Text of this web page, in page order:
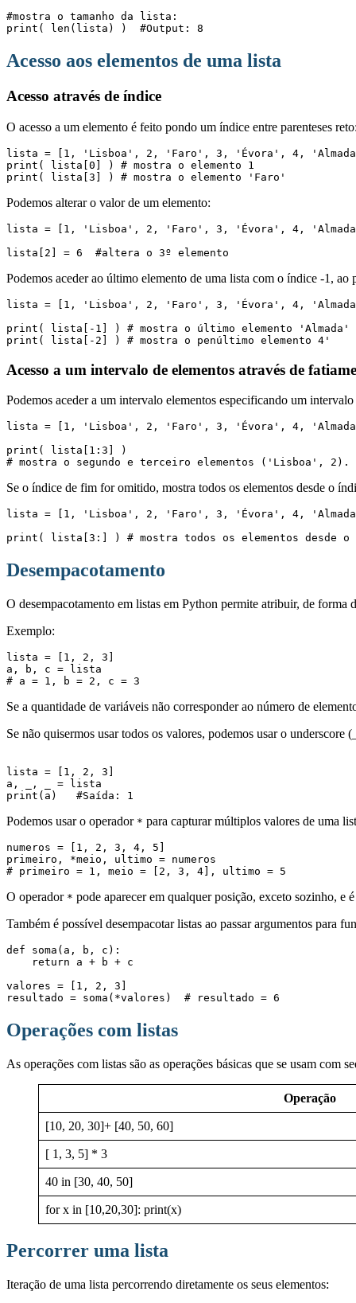
#mostra o tamanho da lista:
print( len(lista) )  #Output: 8
Acesso aos elementos de uma lista
Acesso através de índice
O acesso a um elemento é feito pondo um índice entre parenteses
lista = [1, 'Lisboa', 2, 'Faro', 3, 'Évora', 4,
print( lista[0] ) # mostra o elemento 1
print( lista[3] ) # mostra o elemento 'Faro'
Podemos alterar o valor de um elemento:
lista = [1, 'Lisboa', 2, 'Faro', 3, 'Évora', 4,
lista[2] = 6  #altera o 3º elemento
Podemos aceder ao último elemento de uma lista com o índice -1,
lista = [1, 'Lisboa', 2, 'Faro', 3, 'Évora', 4,
print( lista[-1] ) # mostra o último elemento 'Almada'
print( lista[-2] ) # mostra o penúltimo elemento 4'
Acesso a um intervalo de elementos através de
Podemos aceder a um intervalo elementos especificando um
lista = [1, 'Lisboa', 2, 'Faro', 3, 'Évora', 4,
print( lista[1:3] )
# mostra o segundo e terceiro elementos ('Lisboa', 2).
Se o índice de fim for omitido, mostra todos os elementos desde o
lista = [1, 'Lisboa', 2, 'Faro', 3, 'Évora', 4,
print( lista[3:] ) # mostra todos os elementos desde
Desempacotamento
O desempacotamento em listas em Python permite atribuir, de
Exemplo:
lista = [1, 2, 3]
a, b, c = lista
Se a quantidade de variáveis não corresponder ao número de
Se não quisermos usar todos os valores, podemos usar o underscore
lista = [1, 2, 3]
a, _, _ = lista
print(a)   #Saída: 1
Podemos usar o operador * para capturar múltiplos valores de uma
numeros = [1, 2, 3, 4, 5]
primeiro, *meio, ultimo = numeros
# primeiro = 1, meio = [2, 3, 4], ultimo = 5
O operador * pode aparecer em qualquer posição, exceto sozinho, e
Também é possível desempacotar listas ao passar argumentos para
def soma(a, b, c):
valores = [1, 2, 3]
resultado = soma(*valores)  # resultado = 6
Operações com listas
As operações com listas são as operações básicas que se usam com
Operação
[10, 20, 30]+ [40, 50, 60]
[ 1, 3, 5] * 3
40 in [30, 40, 50]
for x in [10,20,30]: print(x)
Percorrer uma lista
Iteração de uma lista percorrendo diretamente os seus elementos: